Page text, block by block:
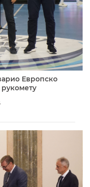
Европско